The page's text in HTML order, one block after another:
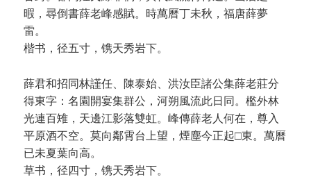
暇，尋倒書薛老峰感賦。時萬曆丁未秋，福唐薛夢
雷。
楷书，径五寸，镌天秀岩下。
薛君和招同林謹任、陳泰始、洪汝臣諸公集薛老莊分
得東字：名園開宴集群公，河朔風流此日同。檻外林
光連百雉，天邊江影落雙虹。峰傳薛老人何在，尊入
平原酒不空。莫向鄰霄台上望，煙塵今正起□東。萬曆
已未夏葉向高。
草书，径四寸，镌天秀岩下。